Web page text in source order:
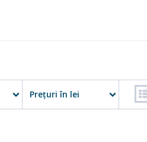
Preţuri în lei